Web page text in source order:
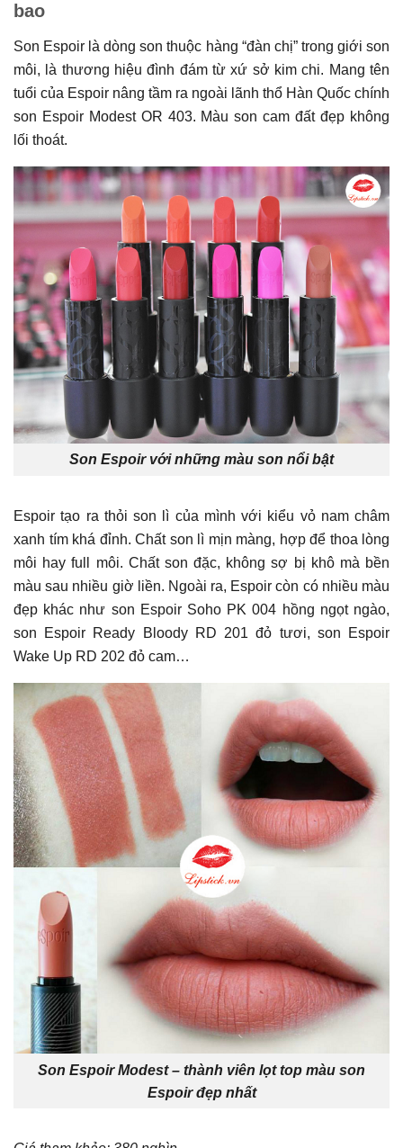
bao
Son Espoir là dòng son thuộc hàng “đàn chị” trong giới son
môi, là thương hiệu đình đám từ xứ sở kim chi. Mang tên
tuổi của Espoir nâng tầm ra ngoài lãnh thổ Hàn Quốc chính
son Espoir Modest OR 403. Màu son cam đất đẹp không
lối thoát.
Son Espoir với những màu son nổi bật
Espoir tạo ra thỏi son lì của mình với kiểu vỏ nam châm
xanh tím khá đỉnh. Chất son lì mịn màng, hợp để thoa lòng
môi hay full môi. Chất son đặc, không sợ bị khô mà bền
màu sau nhiều giờ liền. Ngoài ra, Espoir còn có nhiều màu
đẹp khác như son Espoir Soho PK 004 hồng ngọt ngào,
son Espoir Ready Bloody RD 201 đỏ tươi, son Espoir
Wake Up RD 202 đỏ cam…
Son Espoir Modest – thành viên lọt top màu son
Espoir đẹp nhất